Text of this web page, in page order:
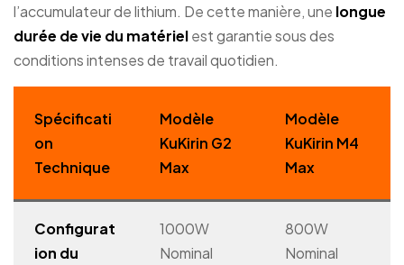
l’accumulateur de lithium. De cette manière, une longue
durée de vie du matérielest garantie sous des
conditions intenses de travail quotidien.
Spécificati
on
Technique
Modèle
KuKirin G2
Max
Modèle
KuKirin M4
Max
Configurat
ion du
1000W
Nominal
800W
Nominal